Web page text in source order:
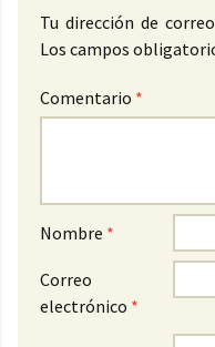
Tu dirección de
Los campos
Comentario *
Nombre *
Correo
electrónico *